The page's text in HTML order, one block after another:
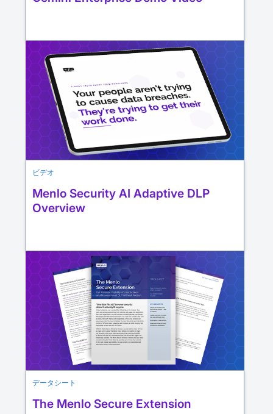
ビデオ
Menlo Security AI Adaptive DLP
Overview
データシート
The Menlo Secure Extension